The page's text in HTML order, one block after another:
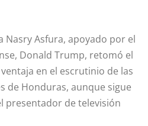
Nasry Asfura, apoyado por el
Donald Trump, retomó el
en el escrutinio de las
de Honduras, aunque sigue
presentador de televisión